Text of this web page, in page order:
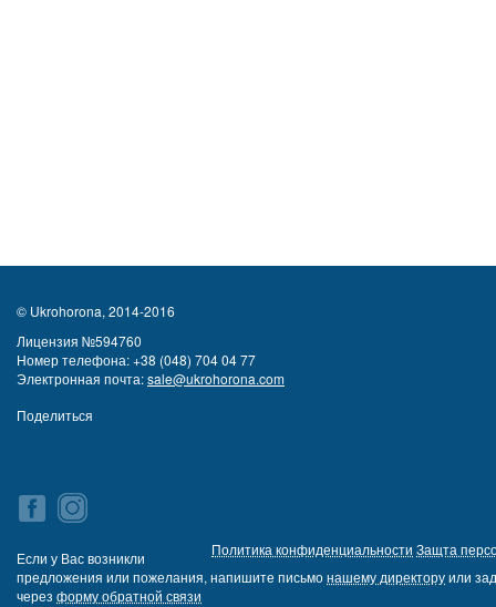
© Ukrohorona, 2014-2016
Лицензия №594760
Номер телефона:+38 (048) 704 04 77
Электронная почта:sale@ukrohorona.com
Поделиться
Политика конфиденциальности Защта
Если у Вас возникли
предложения или пожелания, напишите письмонашему директоруили
через форму обратной связи